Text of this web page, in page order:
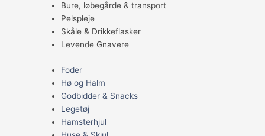
Bure, løbegårde & transport
Pelspleje
Skåle & Drikkeflasker
Levende Gnavere
Foder
Hø og Halm
Godbidder & Snacks
Legetøj
Hamsterhjul